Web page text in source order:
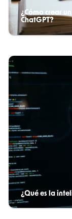
¿Cómo crear
ChatGPT?
¿Qué es la